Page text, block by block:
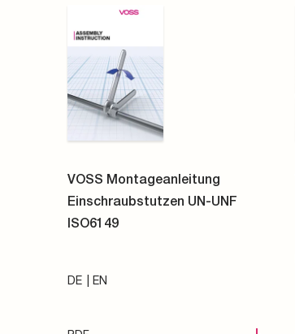
VOSS Montageanleitung
Einschraubstutzen UN-UNF
ISO6149
DE EN